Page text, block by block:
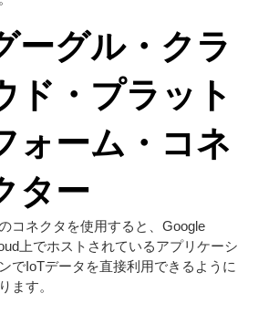
ーグル・クラ
ド・プラット
ォーム・コネ
ター
コネクタを使用すると、Google
上でホストされているアプリケーシ
でIoTデータを直接利用できるように
ます。